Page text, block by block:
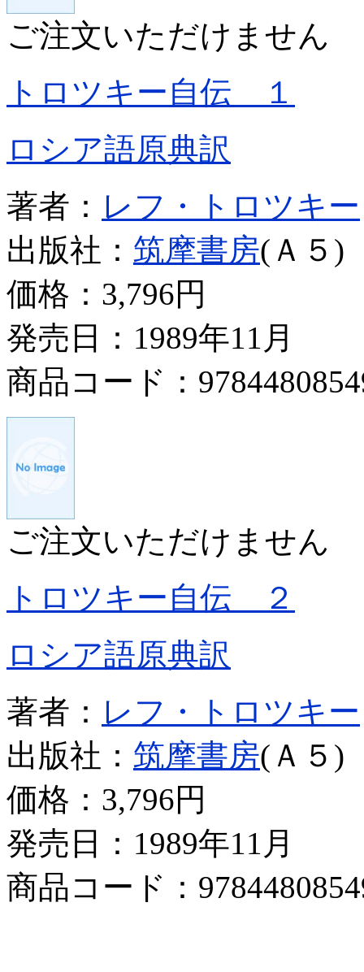
ご注文いただけません
トロツキー自伝 １
ロシア語原典訳
著者： レフ・トロツキー
出版社： 筑摩書房(Ａ５)
価格： 3,796円
発売日：1989年11月
商品コード：
ご注文いただけません
トロツキー自伝 ２
ロシア語原典訳
著者： レフ・トロツキー
出版社： 筑摩書房(Ａ５)
価格： 3,796円
発売日：1989年11月
商品コード：